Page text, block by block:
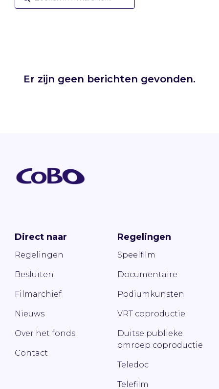
Er zijn geen berichten gevonden.
Direct naar
Regelingen
Besluiten
Filmarchief
Nieuws
Over het fonds
Contact
Regelingen
Speelfilm
Documentaire
Podiumkunsten
VRT coproductie
Duitse publieke
omroep coproductie
Teledoc
Telefilm